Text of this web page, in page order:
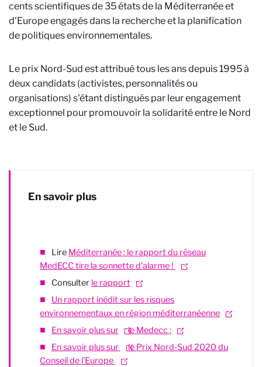
cents scientifiques de 35 états de la Méditerranée et
d'Europe engagés dans la recherche et la planification
de politiques environnementales.
Le prix Nord-Sud est attribué tous les ans depuis 1995 à
deux candidats (activistes, personnalités ou
organisations) s'étant distingués par leur engagement
exceptionnel pour promouvoir la solidarité entre le Nord
et le Sud.
En savoir plus
Lire Méditerranée : le rapport du réseau
MedECC tire la sonnette d’alarme !
Consulter le rapport
Un rapport inédit sur les risques
environnementaux en région méditerranéenne
En savoir plus sur
le Medecc :
En savoir plus sur
le Prix Nord-Sud 2020 du
Conseil de l'Europe